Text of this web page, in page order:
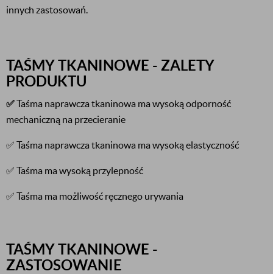
innych zastosowań.
TAŚMY TKANINOWE - ZALETY
PRODUKTU
✅Taśma naprawcza tkaninowa ma wysoką odporność
mechaniczną na przecieranie
✅ Taśma naprawcza tkaninowa ma wysoką elastyczność
✅ Taśma ma wysoką przylepność
✅ Taśma ma możliwość ręcznego urywania
TAŚMY TKANINOWE -
ZASTOSOWANIE